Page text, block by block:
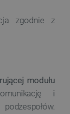
zgodnie z
modułu
i